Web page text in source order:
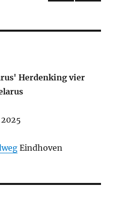
NA
PAGI
Herdenking vier
Eindhoven